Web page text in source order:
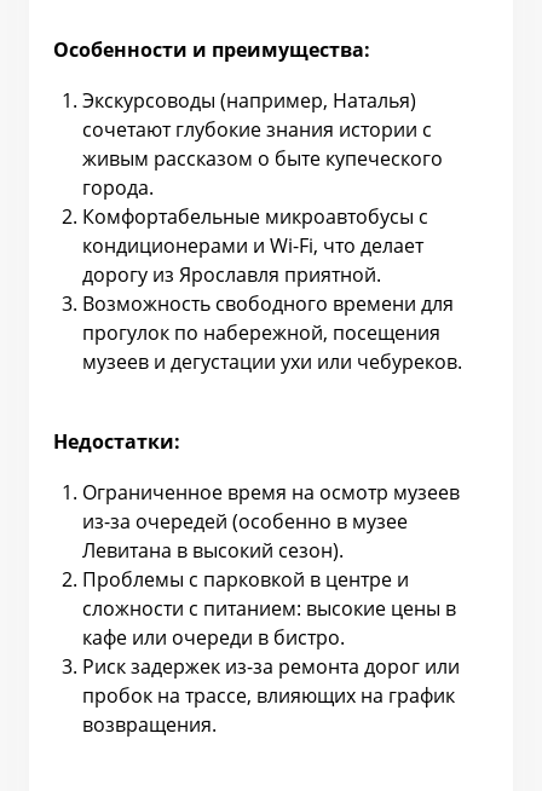
Особенности и преимущества:
Экскурсоводы (например, Наталья)
сочетают глубокие знания истории с
живым рассказом о быте купеческого
города.
Комфортабельные микроавтобусы с
кондиционерами и Wi-Fi, что делает
дорогу из Ярославля приятной.
Возможность свободного времени для
прогулок по набережной, посещения
музеев и дегустации ухи или чебуреков.
Недостатки:
Ограниченное время на осмотр музеев
из-за очередей (особенно в музее
Левитана в высокий сезон).
Проблемы с парковкой в центре и
сложности с питанием: высокие цены в
кафе или очереди в бистро.
Риск задержек из-за ремонта дорог или
пробок на трассе, влияющих на график
возвращения.